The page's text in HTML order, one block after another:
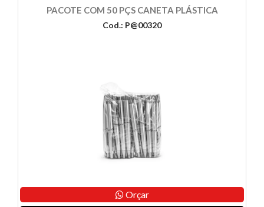
PACOTE COM 50 PÇS CANETA PLÁSTICA
Cod.: P@00320
Orçar